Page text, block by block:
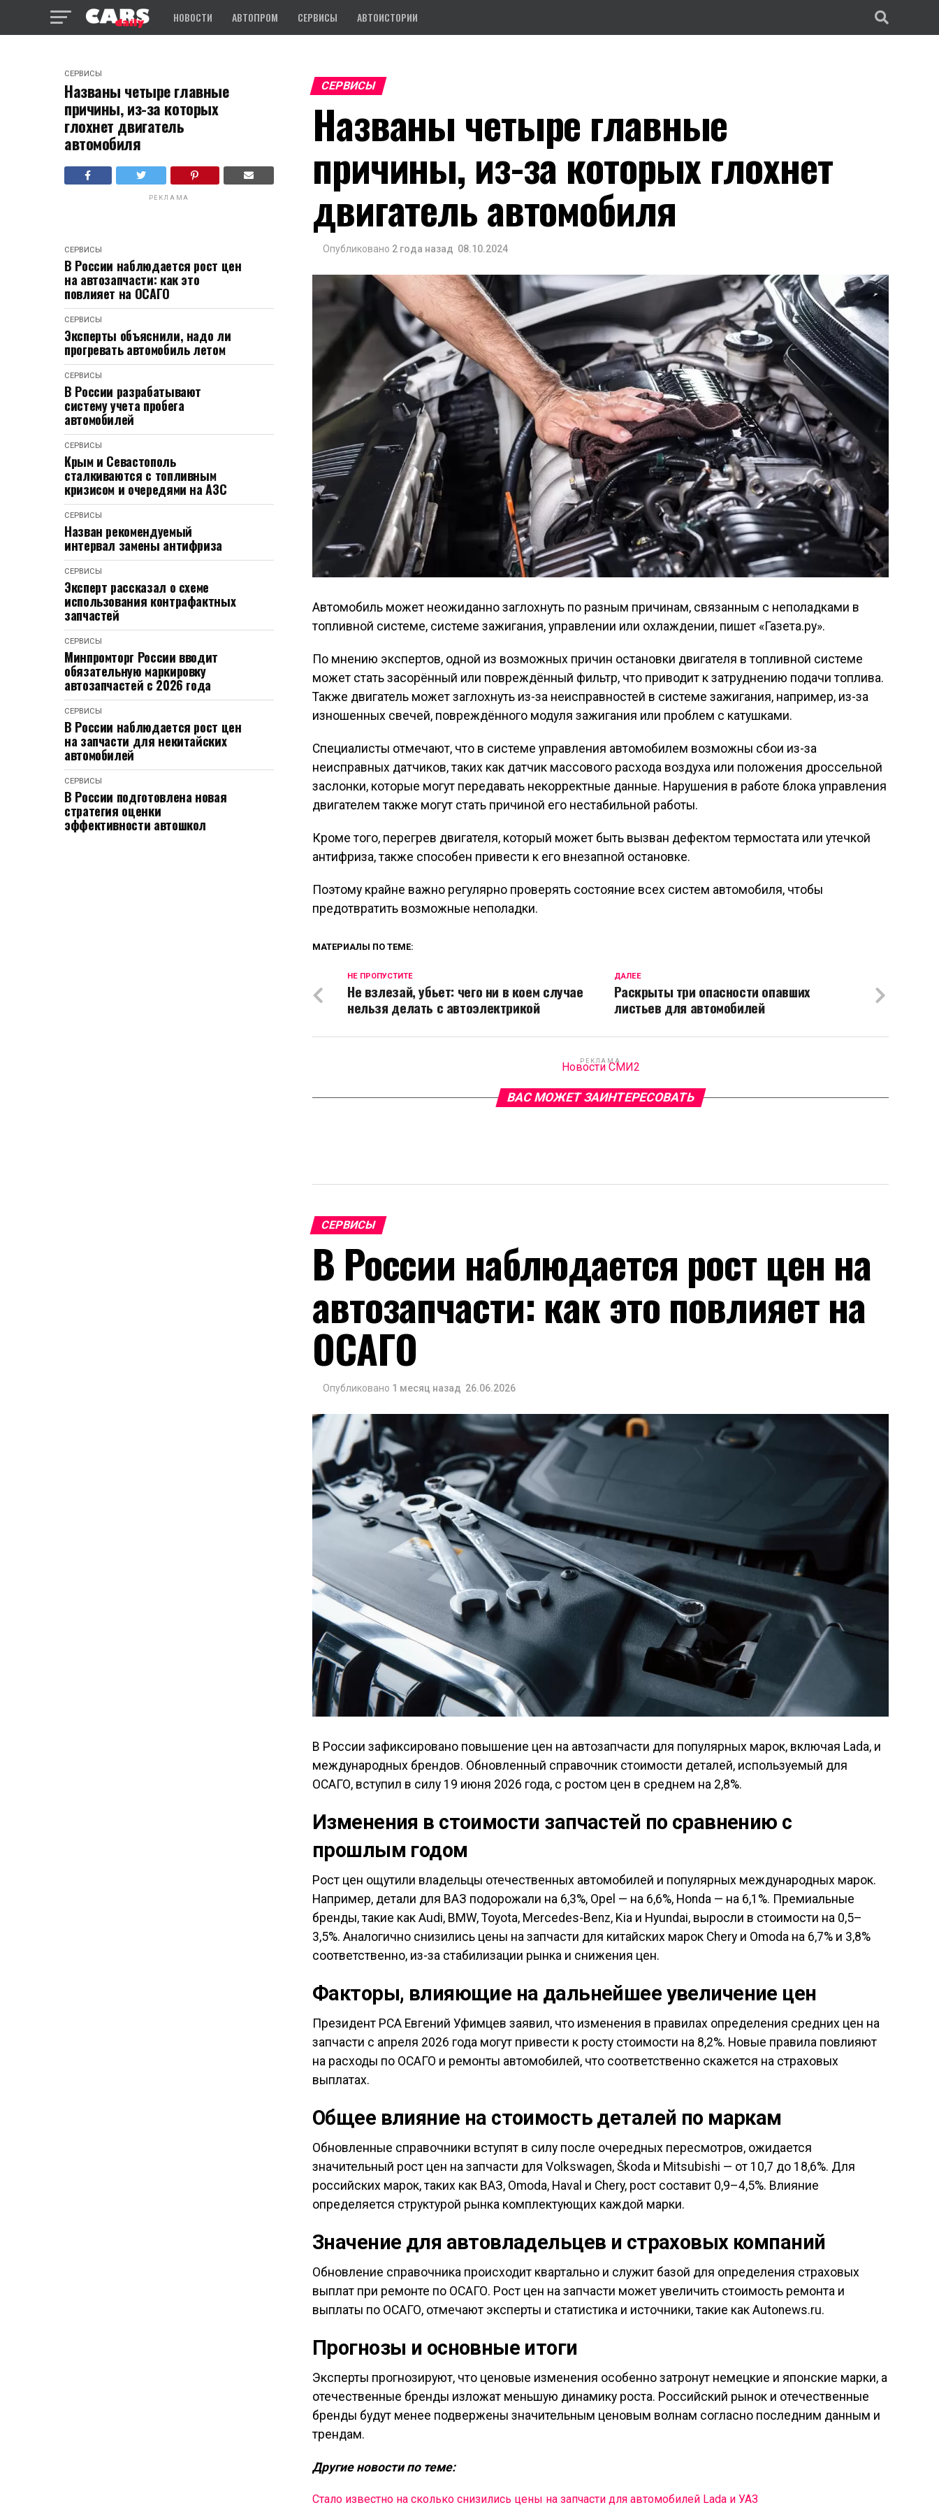
НОВОСТИ АВТОПРОМ СЕРВИСЫ АВТОИСТОРИИ
СЕРВИСЫ
Названы четыре главные
причины, из-за которых
глохнет двигатель
автомобиля
РЕКЛАМА
СЕРВИСЫ
В России наблюдается рост цен
на автозапчасти: как это
повлияет на ОСАГО
СЕРВИСЫ
Эксперты объяснили, надо ли
прогревать автомобиль летом
СЕРВИСЫ
В России разрабатывают
систему учета пробега
автомобилей
СЕРВИСЫ
Крым и Севастополь
сталкиваются с топливным
кризисом и очередями на АЗС
СЕРВИСЫ
Назван рекомендуемый
интервал замены антифриза
СЕРВИСЫ
Эксперт рассказал о схеме
использования контрафактных
запчастей
СЕРВИСЫ
Минпромторг России вводит
обязательную маркировку
автозапчастей с 2026 года
СЕРВИСЫ
В России наблюдается рост цен
на запчасти для некитайских
автомобилей
СЕРВИСЫ
В России подготовлена новая
стратегия оценки
эффективности автошкол
СЕРВИСЫ
Названы четыре главные
причины, из-за которых глохнет
двигатель автомобиля
Опубликовано 2 года назад 08.10.2024
Автомобиль может неожиданно заглохнуть по разным причинам, связанным с неполадками в
топливной системе, системе зажигания, управлении или охлаждении, пишет «Газета.ру».
По мнению экспертов, одной из возможных причин остановки двигателя в топливной системе
может стать засорённый или повреждённый фильтр, что приводит к затруднению подачи топлива.
Также двигатель может заглохнуть из-за неисправностей в системе зажигания, например, из-за
изношенных свечей, повреждённого модуля зажигания или проблем с катушками.
Специалисты отмечают, что в системе управления автомобилем возможны сбои из-за
неисправных датчиков, таких как датчик массового расхода воздуха или положения дроссельной
заслонки, которые могут передавать некорректные данные. Нарушения в работе блока управления
двигателем также могут стать причиной его нестабильной работы.
Кроме того, перегрев двигателя, который может быть вызван дефектом термостата или утечкой
антифриза, также способен привести к его внезапной остановке.
Поэтому крайне важно регулярно проверять состояние всех систем автомобиля, чтобы
предотвратить возможные неполадки.
МАТЕРИАЛЫ ПО ТЕМЕ:
ДАЛЕЕ
Раскрыты три опасности опавших
листьев для автомобилей
НЕ ПРОПУСТИТЕ
Не взлезай, убьет: чего ни в коем случае
нельзя делать с автоэлектрикой
РЕКЛАМА
Новости СМИ2
ВАС МОЖЕТ ЗАИНТЕРЕСОВАТЬ
СЕРВИСЫ
В России наблюдается рост цен на
автозапчасти: как это повлияет на
ОСАГО
Опубликовано 1 месяц назад 26.06.2026
В России зафиксировано повышение цен на автозапчасти для популярных марок, включая Lada, и
международных брендов. Обновленный справочник стоимости деталей, используемый для
ОСАГО, вступил в силу 19 июня 2026 года, с ростом цен в среднем на 2,8%.
Изменения в стоимости запчастей по сравнению с
прошлым годом
Рост цен ощутили владельцы отечественных автомобилей и популярных международных марок.
Например, детали для ВАЗ подорожали на 6,3%, Opel — на 6,6%, Honda — на 6,1%. Премиальные
бренды, такие как Audi, BMW, Toyota, Mercedes-Benz, Kia и Hyundai, выросли в стоимости на 0,5–
3,5%. Аналогично снизились цены на запчасти для китайских марок Chery и Omoda на 6,7% и 3,8%
соответственно, из-за стабилизации рынка и снижения цен.
Факторы, влияющие на дальнейшее увеличение цен
Президент РСА Евгений Уфимцев заявил, что изменения в правилах определения средних цен на
запчасти с апреля 2026 года могут привести к росту стоимости на 8,2%. Новые правила повлияют
на расходы по ОСАГО и ремонты автомобилей, что соответственно скажется на страховых
выплатах.
Общее влияние на стоимость деталей по маркам
Обновленные справочники вступят в силу после очередных пересмотров, ожидается
значительный рост цен на запчасти для Volkswagen, Škoda и Mitsubishi — от 10,7 до 18,6%. Для
российских марок, таких как ВАЗ, Omoda, Haval и Chery, рост составит 0,9–4,5%. Влияние
определяется структурой рынка комплектующих каждой марки.
Значение для автовладельцев и страховых компаний
Обновление справочника происходит квартально и служит базой для определения страховых
выплат при ремонте по ОСАГО. Рост цен на запчасти может увеличить стоимость ремонта и
выплаты по ОСАГО, отмечают эксперты и статистика и источники, такие как Autonews.ru.
Прогнозы и основные итоги
Эксперты прогнозируют, что ценовые изменения особенно затронут немецкие и японские марки, а
отечественные бренды изложат меньшую динамику роста. Российский рынок и отечественные
бренды будут менее подвержены значительным ценовым волнам согласно последним данным и
трендам.
Другие новости по теме:
Стало известно на сколько снизились цены на запчасти для автомобилей Lada и УАЗ